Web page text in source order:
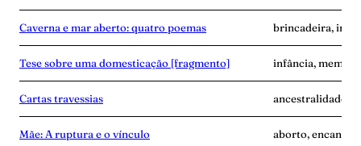
Caverna e mar aberto: quatro poemas brincadeira,
Tese sobre uma domesticação [fragmento] infância,
Cartas travessias ancestralidade,
Mãe: A ruptura e o vínculo aborto,